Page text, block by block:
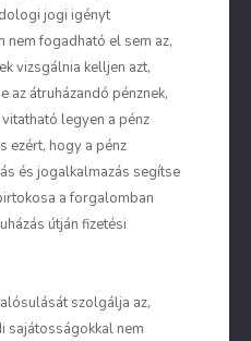
jogi igényt
nem fogadható el sem az,
vizsgálnia kelljen azt,
az átruházandó pénznek,
legyen a pénz
ezért, hogy a pénz
és jogalkalmazás segítse
a forgalomban
útján fizetési
szolgálja az,
sajátosságokkal nem